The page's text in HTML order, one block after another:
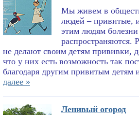
Мы живем в
людей – привитые,
этим людям
распространяются.
не делают своим детям прививки,
что у них есть возможность так
благодаря другим привитым детям
далее »
Ленивый огород